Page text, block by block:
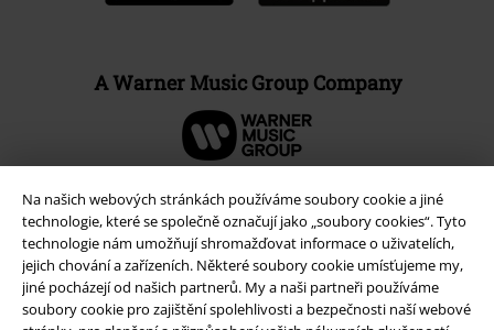
Na našich webových stránkách používáme soubory cookie a jiné
technologie, které se společně označují jako „soubory cookies“. Tyto
technologie nám umožňují shromažďovat informace o uživatelích,
jejich chování a zařízeních. Některé soubory cookie umísťujeme my,
jiné pocházejí od našich partnerů. My a naši partneři používáme
soubory cookie pro zajištění spolehlivosti a bezpečnosti naší webové
A Warner Music Group Company